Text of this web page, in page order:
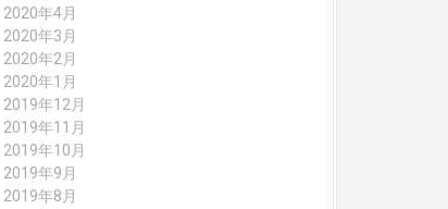
2020年4月
2020年3月
2020年2月
2020年1月
2019年12月
2019年11月
2019年10月
2019年9月
2019年8月